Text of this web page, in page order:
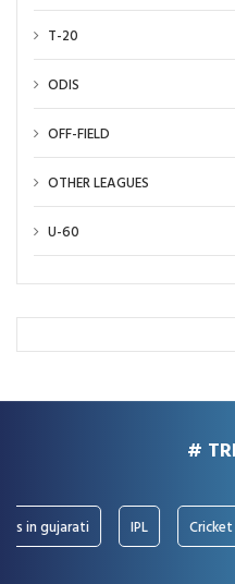
T-20
ODIS
OFF-FIELD
OTHER LEAGUES
U-60
#
gujarati Cricket